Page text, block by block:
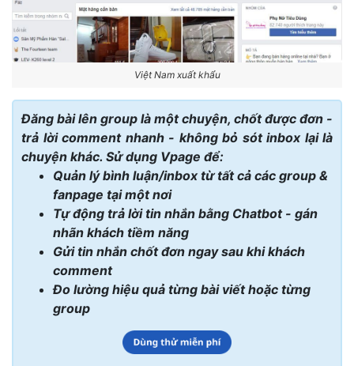
Việt Nam xuất khẩu
Đăng bài lên group là một chuyện, chốt được đơn -
trả lời comment nhanh - không bỏ sót inbox lại là
chuyện khác. Sử dụng Vpage để:
Quản lý bình luận/inbox từ tất cả các group &
fanpage tại một nơi
Tự động trả lời tin nhắn bằng Chatbot - gán
nhãn khách tiềm năng
Gửi tin nhắn chốt đơn ngay sau khi khách
comment
Đo lường hiệu quả từng bài viết hoặc từng
group